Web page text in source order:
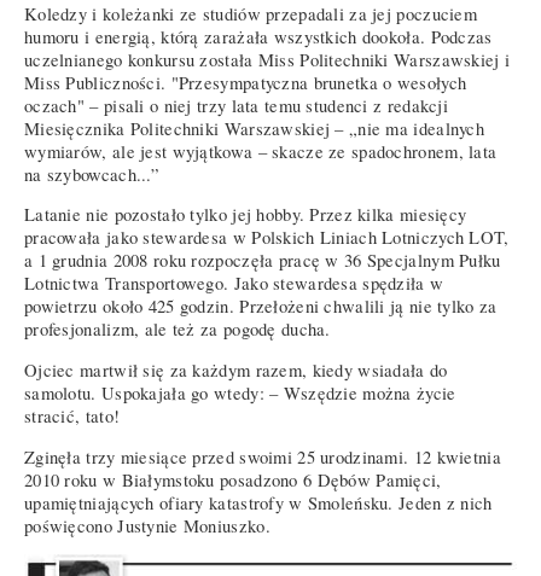
Koledzy i koleżanki ze studiów przepadali za jej poczuciem
humoru i energią, którą zarażała wszystkich dookoła. Podczas
uczelnianego konkursu została Miss Politechniki Warszawskiej i
Miss Publiczności. "Przesympatyczna brunetka o wesołych
oczach" – pisali o niej trzy lata temu studenci z redakcji
Miesięcznika Politechniki Warszawskiej – „nie ma idealnych
wymiarów, ale jest wyjątkowa – skacze ze spadochronem, lata
na szybowcach...”
Latanie nie pozostało tylko jej hobby. Przez kilka miesięcy
pracowała jako stewardesa w Polskich Liniach Lotniczych LOT,
a 1 grudnia 2008 roku rozpoczęła pracę w 36 Specjalnym Pułku
Lotnictwa Transportowego. Jako stewardesa spędziła w
powietrzu około 425 godzin. Przełożeni chwalili ją nie tylko za
profesjonalizm, ale też za pogodę ducha.
Ojciec martwił się za każdym razem, kiedy wsiadała do
samolotu. Uspokajała go wtedy: – Wszędzie można życie
stracić, tato!
Zginęła trzy miesiące przed swoimi 25 urodzinami. 12 kwietnia
2010 roku w Białymstoku posadzono 6 Dębów Pamięci,
upamiętniających ofiary katastrofy w Smoleńsku. Jeden z nich
poświęcono Justynie Moniuszko.